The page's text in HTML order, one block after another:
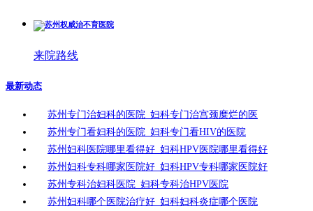
来院路线
最新动态
苏州专门治妇科的医院_妇科专门治宫颈糜烂的医
苏州专门看妇科的医院_妇科专门看HIV的医院
苏州妇科医院哪里看得好_妇科HPV医院哪里看得好
苏州妇科专科哪家医院好_妇科HPV专科哪家医院好
苏州专科治妇科医院_妇科专科治HPV医院
苏州妇科哪个医院治疗好_妇科妇科炎症哪个医院